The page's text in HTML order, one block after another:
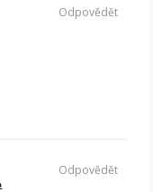
Odpovědět
Odpovědět